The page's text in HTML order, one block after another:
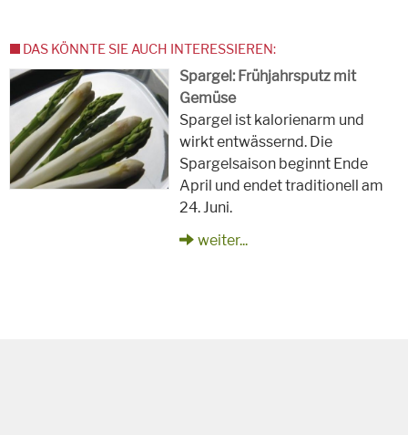
DAS KÖNNTE SIE AUCH INTERESSIEREN:
Spargel: Frühjahrsputz mit
Gemüse
Spargel ist kalorienarm und
wirkt entwässernd. Die
Spargelsaison beginnt Ende
April und endet traditionell am
24. Juni.
weiter...